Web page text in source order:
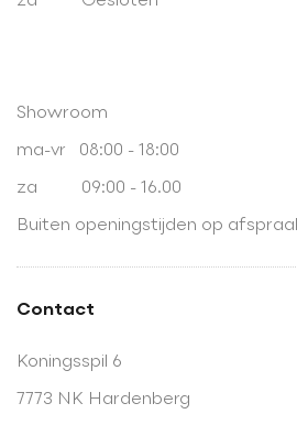
Showroom
ma-vr 08:00 - 18:00
za 09:00 - 16.00
Buiten openingstijden op
Contact
Koningsspil 6
7773 NK Hardenberg